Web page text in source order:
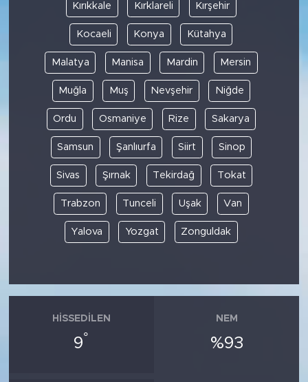
Kırıkkale Kırklareli Kırşehir
Kocaeli Konya Kütahya
Malatya Manisa Mardin Mersin
Muğla Muş Nevşehir Niğde
Ordu Osmaniye Rize Sakarya
Samsun Şanlıurfa Siirt Sinop
Sivas Şırnak Tekirdağ Tokat
Trabzon Tunceli Uşak Van
Yalova Yozgat Zonguldak
HISSEDILEN
9°
NEM
%93